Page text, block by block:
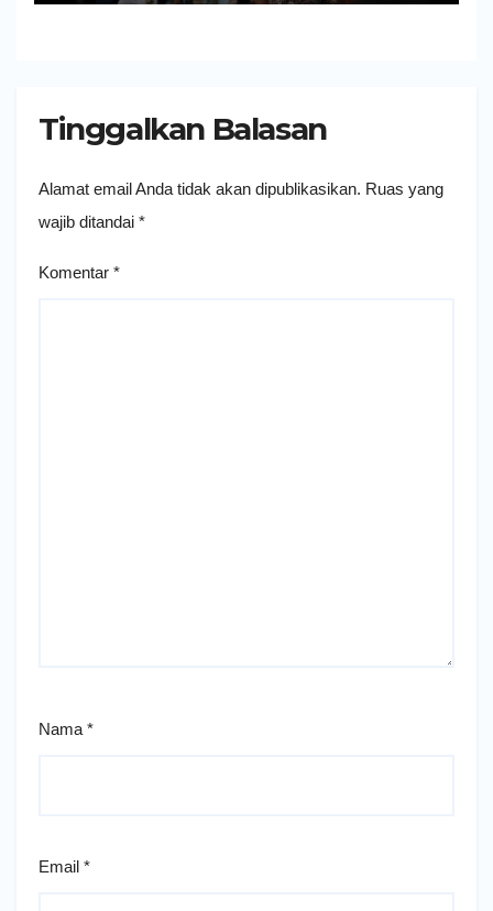
Tinggalkan Balasan
Alamat email Anda tidak akan dipublikasikan. Ruas yang
wajib ditandai *
Komentar *
Nama*
Email *